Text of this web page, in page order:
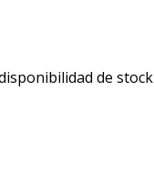
de stock